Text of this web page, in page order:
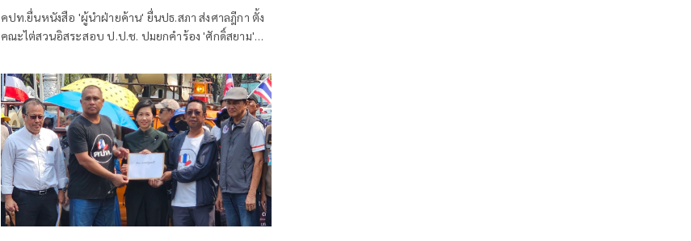
คปท.ยื่นหนังสือ 'ผู้นำฝ่ายค้าน' ยื่นปธ.สภา ส่งศาลฎีกา ตั้ง
คณะไต่สวนอิสระสอบ ป.ป.ช. ปมยกคำร้อง 'ศักดิ์สยาม'
เสรีรวมไทย ประกาศพร้อมหนุน